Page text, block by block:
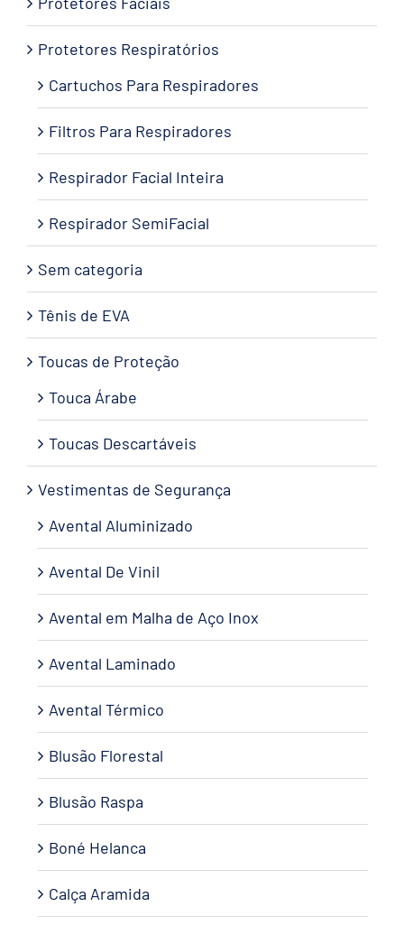
Protetores Respiratórios
Cartuchos Para Respiradores
Filtros Para Respiradores
Respirador Facial Inteira
Respirador SemiFacial
Sem categoria
Tênis de EVA
Toucas de Proteção
Touca Árabe
Toucas Descartáveis
Vestimentas de Segurança
Avental Aluminizado
Avental De Vinil
Avental em Malha de Aço Inox
Avental Laminado
Avental Térmico
Blusão Florestal
Blusão Raspa
Boné Helanca
Calça Aramida